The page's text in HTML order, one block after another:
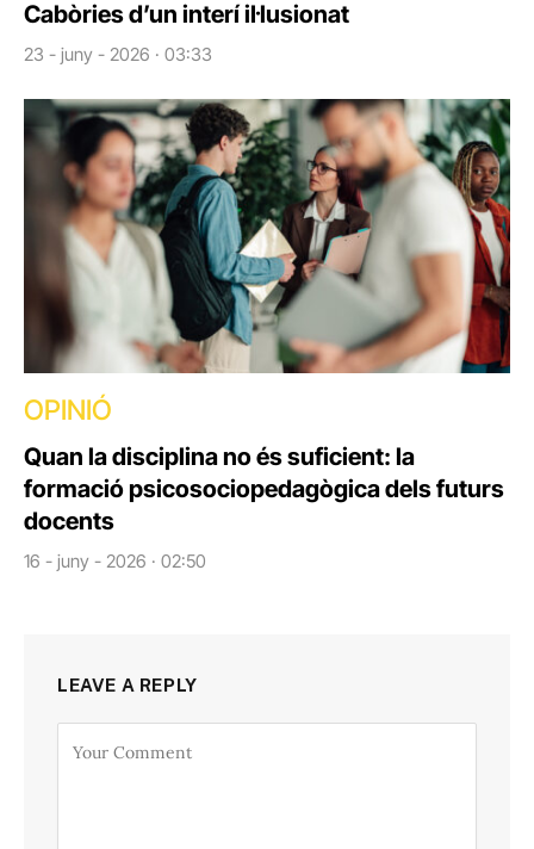
Cabòries d’un interí il·lusionat
23 - juny - 2026 · 03:33
OPINIÓ
Quan la disciplina no és suficient: la
formació psicosociopedagògica dels futurs
docents
16 - juny - 2026 · 02:50
LEAVE A REPLY